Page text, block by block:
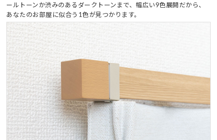
ールトーンか渋みのあるダークトーンまで、幅広い9色展開だから、
あなたのお部屋に似合う1色が見つかります。